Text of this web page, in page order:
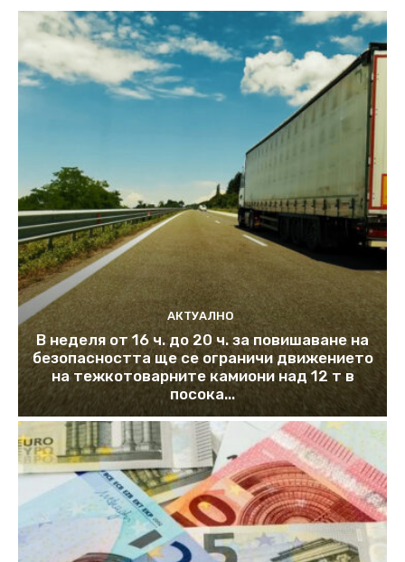
АКТУАЛНО
В неделя от 16 ч. до 20 ч. за повишаване на
безопасността ще се ограничи движението
на тежкотоварните камиони над 12 т в
посока...